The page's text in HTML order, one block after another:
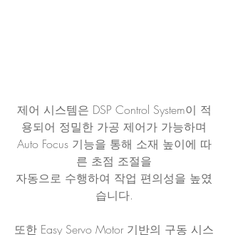
제어 시스템은 DSP Control System이 적
용되어 정밀한 가공 제어가 가능하며
Auto Focus 기능을 통해 소재 높이에 따
른 초점 조절을
자동으로 수행하여 작업 편의성을 높였
습니다.
또한 Easy Servo Motor 기반의 구동 시스